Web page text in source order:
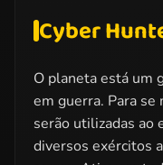
Cyber
O planeta está um
em guerra. Para
serão utilizadas ao
diversos exércitos